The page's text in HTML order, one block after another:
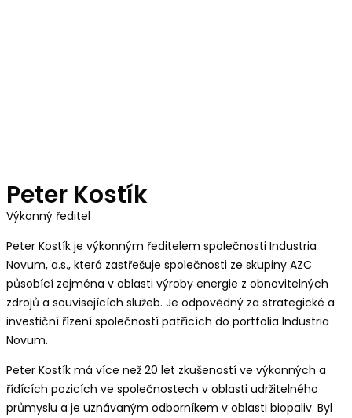
Peter Kostík
Výkonný ředitel
Peter Kostík je výkonným ředitelem společnosti Industria
Novum, a.s., která zastřešuje společnosti ze skupiny AZC
působící zejména v oblasti výroby energie z obnovitelných
zdrojů a souvisejících služeb. Je odpovědný za strategické a
investiční řízení společností patřících do portfolia Industria
Novum.
Peter Kostík má více než 20 let zkušeností ve výkonných a
řídících pozicích ve společnostech v oblasti udržitelného
průmyslu a je uznávaným odborníkem v oblasti biopaliv. Byl